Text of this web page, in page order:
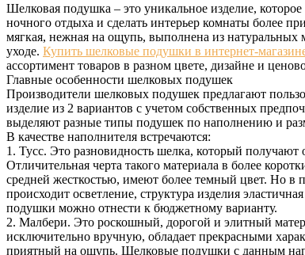
Шелковая подушка – это уникальное изделие,
ночного отдыха и сделать интерьер комнаты более
мягкая, нежная на ощупь, выполнена из натуральных
уходе. Купить шелковые подушки в интернет-
ассортимент товаров в разном цвете, дизайне и
Главные особенности шелковых подушек
Производители шелковых подушек предлагают
изделие из 2 вариантов с учетом собственных
выделяют разные типы подушек по наполнению и
В качестве наполнителя встречаются:
1. Тусс. Это разновидность шелка, который получают
Отличительная черта такого материала в более
средней жесткостью, имеют более темный цвет. Но в
происходит осветление, структура изделия
подушки можно отнести к бюджетному варианту.
2. Малбери. Это роскошный, дорогой и элитный
исключительно вручную, обладает прекрасными
приятный на ощупь. Шелковые подушки с данным